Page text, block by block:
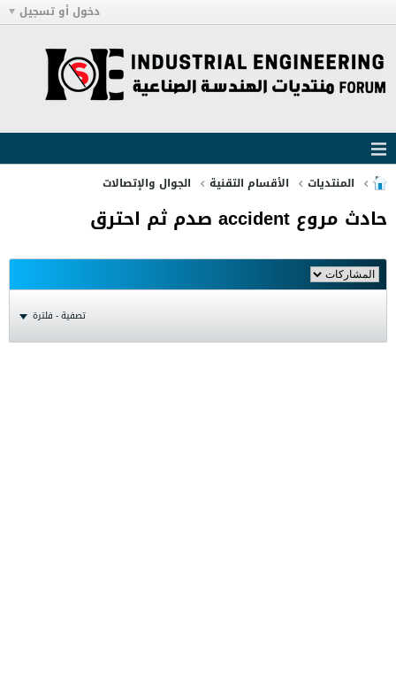
دخول أو تسجيل
المنتديات الأقسام التقنية الجوال والإتصالات
حادث مروع accident صدم ثم احترق
تصفية - فلترة